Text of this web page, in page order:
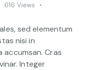
616 Views
sed elementum
nisi in
accumsan. Cras
Integer